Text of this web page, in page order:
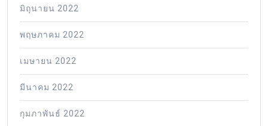
มิถุนายน 2022
พฤษภาคม 2022
เมษายน 2022
มีนาคม 2022
กุมภาพันธ์ 2022